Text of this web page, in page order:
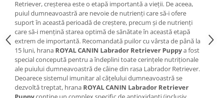
Retriever, creșterea este o etapă importantă a vieții. De aceea,
puiul dumneavoastră are nevoie de nutrienți care să-i ofere
suport în această perioadă de creștere, precum și de nutrienți
care să-i mențină starea optimă de sănătate în această etapă
extrem de importantă. Recomandată puilor cu vârsta de până la
15 luni, hrana ROYAL CANIN Labrador Retriever Puppya fost
special concepută pentru a îndeplini toate cerințele nutriționale
ale puiului dumneavoastră de câine din rasa Labrador Retriever.
Deoarece sistemul imunitar al cățelului dumneavoastră se
dezvoltă treptat, hrana ROYAL CANIN Labrador Retriever